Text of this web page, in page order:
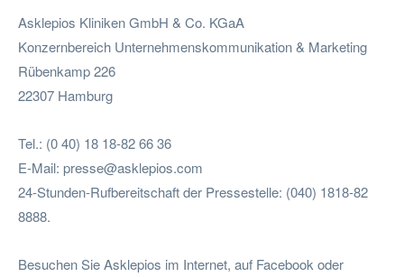
Asklepios Kliniken GmbH & Co. KGaA
Konzernbereich Unternehmenskommunikation & Marketing
Rübenkamp 226
22307 Hamburg
Tel.: (0 40) 18 18-82 66 36
E-Mail: presse@asklepios.com
24-Stunden-Rufbereitschaft der Pressestelle: (040) 1818-82
8888.
Besuchen Sie Asklepios im Internet, auf Facebook oder